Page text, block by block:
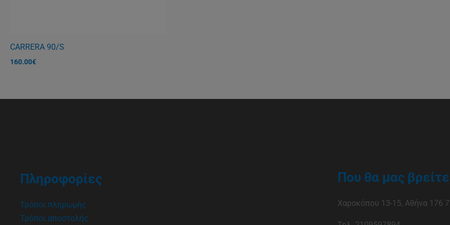
CARRERA 90/S
160.00€
Πληροφορίες
Τρόποι πληρωμής
Τρόποι αποστολής
Που θα μας βρείτε
Χαροκόπου 13-15, Αθήνα 176